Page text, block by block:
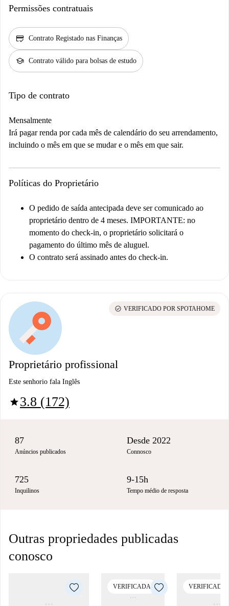
Permissões contratuais
credit_score Contrato Registado nas Finanças
school Contrato válido para bolsas de estudo
Tipo de contrato
Mensalmente
Irá pagar renda por cada mês de calendário do seu arrendamento,
incluindo o mês em que se mudar e o mês em que sair.
Políticas do Proprietário
O pedido de saída antecipada deve ser comunicado ao
proprietário dentro de 4 meses. IMPORTANTE: no
momento do check-in, o proprietário solicitará o
pagamento do último mês de aluguel.
O contrato será assinado antes do check-in.
Proprietário profissional
Este senhorio fala Inglês
star3.8 (172)
check_circle VERIFICADO POR SPOTAHOME
87
Anúncios publicados
Desde 2022
Connosco
725
Inquilinos
9-15h
Tempo médio de resposta
Outras propriedades publicadas
conosco
VERIFICADA VERIFICADA